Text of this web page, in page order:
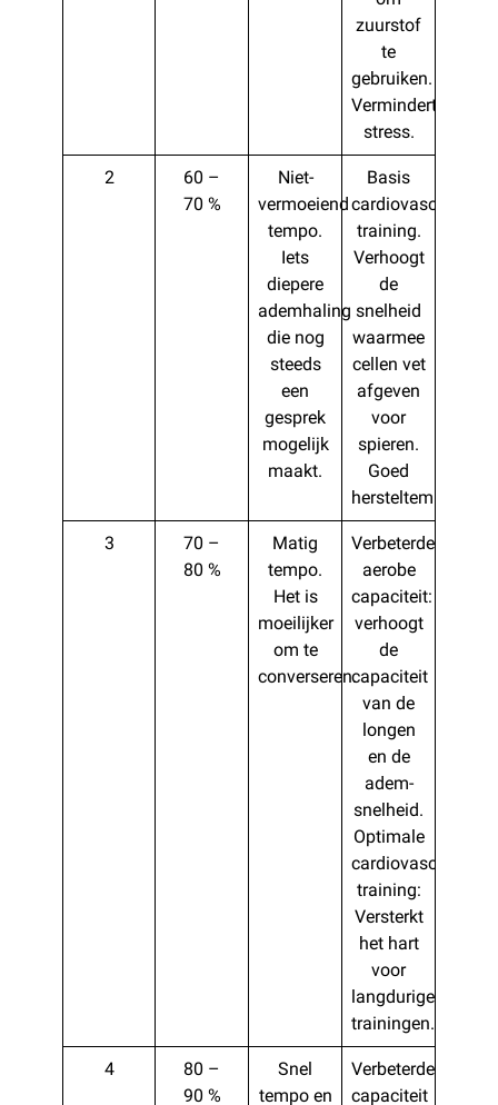
zuurstof
te
gebruiken.
Vermindert
stress.
2
60 –
70 %
Niet-
vermoeiend
tempo.
Iets
diepere
ademhaling
die nog
steeds
een
gesprek
mogelijk
maakt.
Basis
cardiovasculaire
training.
Verhoogt
de
snelheid
waarmee
cellen vet
afgeven
voor
spieren.
Goed
hersteltempo.
3
70 –
80 %
Matig
tempo.
Het is
moeilijker
om te
converseren.
Verbeterde
aerobe
capaciteit:
verhoogt
de
capaciteit
van de
longen
en de
adem-
snelheid.
Optimale
cardiovasculaire
training:
Versterkt
het hart
voor
langdurige
trainingen.
4
80 –
90 %
Snel
tempo en
Verbeterde
capaciteit